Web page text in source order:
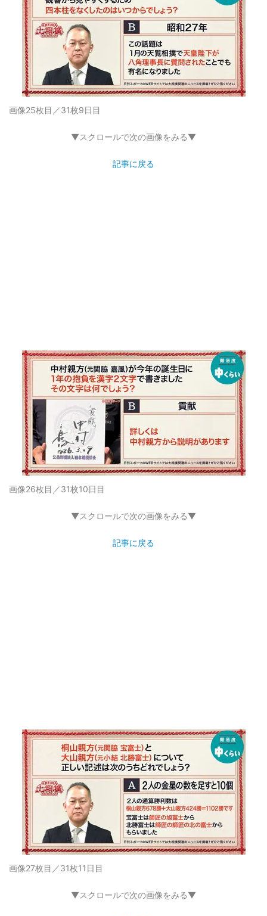
画像25枚目／31枚9日目
▼スクロールで次の画像をみる▼
記事に戻る
画像26枚目／31枚10日目
▼スクロールで次の画像をみる▼
記事に戻る
画像27枚目／31枚11日目
▼スクロールで次の画像をみる▼